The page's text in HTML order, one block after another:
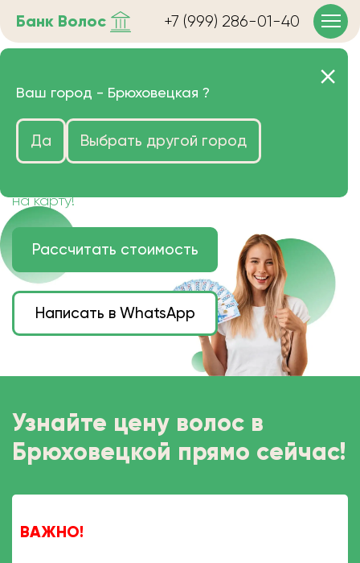
Банк Волос +7 (999) 286-01-40
Продать волосы в
Брюховецкой очень дорого
Цена зависит от длины, цвета и структуры
на карту!
Рассчитать стоимость
Написать в WhatsApp
Узнайте цену волос в
Брюховецкой прямо сейчас!
ВАЖНО!
Ваш город - Брюховецкая ?
Да Выбрать другой город